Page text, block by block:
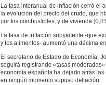
La tasa interanual de inflación cerró el
la evolución del precio del crudo, que
por los combustibles, y de vivienda
La tasa de inflación subyacente -que
y los alimentos- aumentó una décima
El secretario de Estado de Economía,
seguirá registrando «tasas
economía española ha dejado atrás
en ningún momento supuso deflación.